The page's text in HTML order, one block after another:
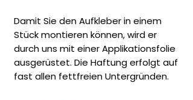
Damit Sie den Aufkleber in einem
Stück montieren können, wird er
durch uns mit einer Applikationsfolie
ausgerüstet. Die Haftung erfolgt auf
fast allen fettfreien Untergründen.